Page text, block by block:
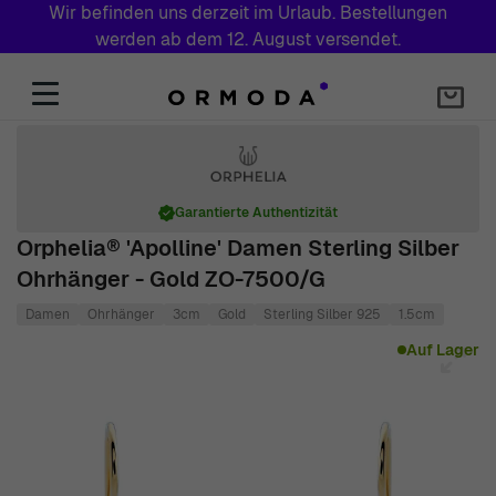
Wir befinden uns derzeit im Urlaub. Bestellungen
werden ab dem 12. August versendet.
Orphelia® 'Apolline' Damen Sterling Silber
Ohrhänger - Gold ZO-7500/G
Garantierte Authentizität
Damen Ohrhänger 3cm Gold Sterling Silber 925 1.5cm
Auf Lager